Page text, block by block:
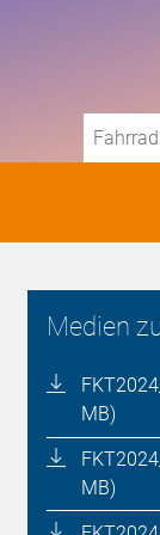
Medien
MB)
MB)